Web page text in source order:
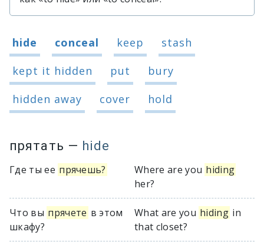
Варианты перевода слова
hide conceal keep
stash
kept it hidden
put
bury
hidden away
cover hold
прятать — hide
Где ты ее прячешь? Where are you hiding
her?
Что вы прячете в этом
шкафу?
What are you hiding in
that closet?